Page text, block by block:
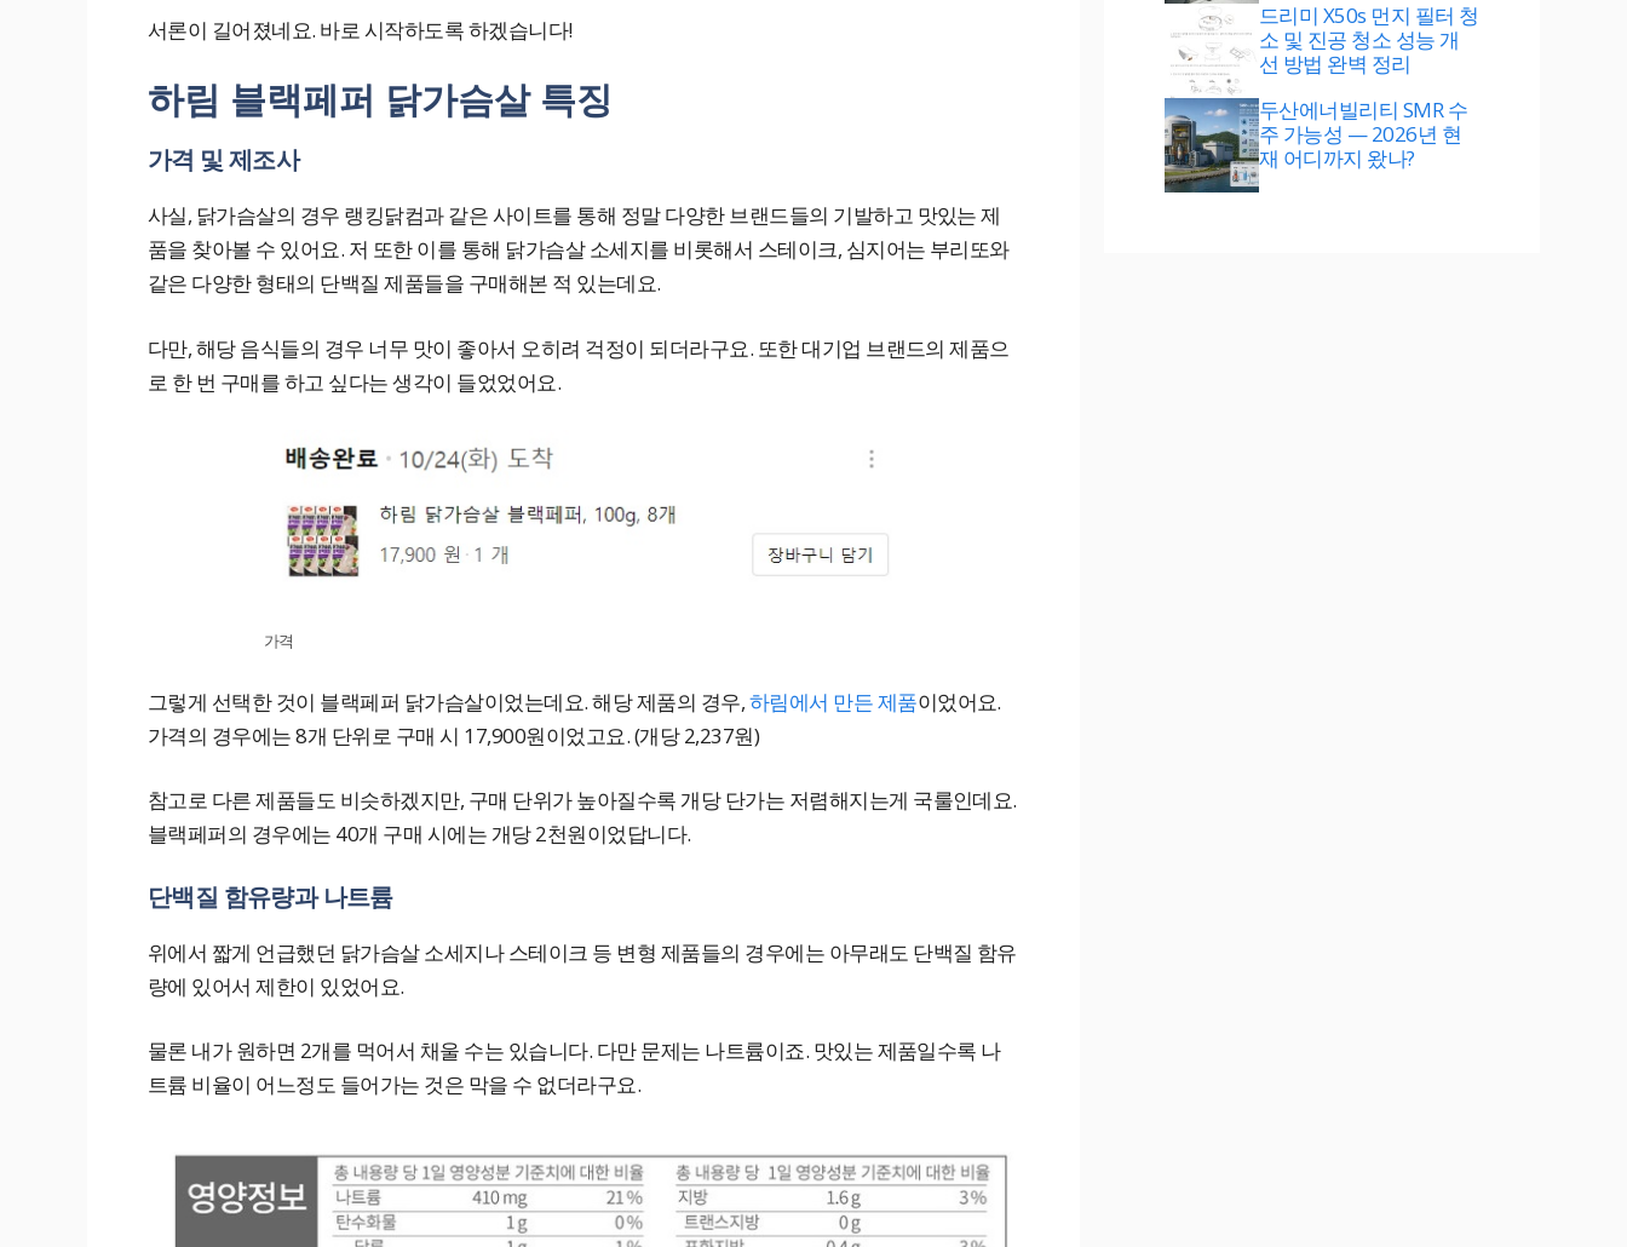
서론이 길어졌네요. 바로 시작하도록 하겠습니다!
하림 블랙페퍼 닭가슴살 특징
가격 및 제조사
사실, 닭가슴살의 경우 랭킹닭컴과 같은 사이트를 통해 정말 다양한 브랜드들의 기발하고 맛있는 제
품을 찾아볼 수 있어요. 저 또한 이를 통해 닭가슴살 소세지를 비롯해서 스테이크, 심지어는 부리또와
같은 다양한 형태의 단백질 제품들을 구매해본 적 있는데요.
다만, 해당 음식들의 경우 너무 맛이 좋아서 오히려 걱정이 되더라구요. 또한 대기업 브랜드의 제품으
로 한 번 구매를 하고 싶다는 생각이 들었었어요.
가격
그렇게 선택한 것이 블랙페퍼 닭가슴살이었는데요. 해당 제품의 경우,하림에서 만든 제품이었어요.
가격의 경우에는 8개 단위로 구매 시 17,900원이었고요. (개당 2,237원)
참고로 다른 제품들도 비슷하겠지만, 구매 단위가 높아질수록 개당 단가는 저렴해지는게 국룰인데요.
블랙페퍼의 경우에는 40개 구매 시에는 개당 2천원이었답니다.
단백질 함유량과 나트륨
위에서 짧게 언급했던 닭가슴살 소세지나 스테이크 등 변형 제품들의 경우에는 아무래도 단백질 함유
량에 있어서 제한이 있었어요.
물론 내가 원하면 2개를 먹어서 채울 수는 있습니다. 다만 문제는 나트륨이죠. 맛있는 제품일수록 나
트륨 비율이 어느정도 들어가는 것은 막을 수 없더라구요.
드리미 X50s 먼지 필터 청
소 및 진공 청소 성능 개
선 방법 완벽 정리
두산에너빌리티 SMR 수
주 가능성 — 2026년 현
재 어디까지 왔나?